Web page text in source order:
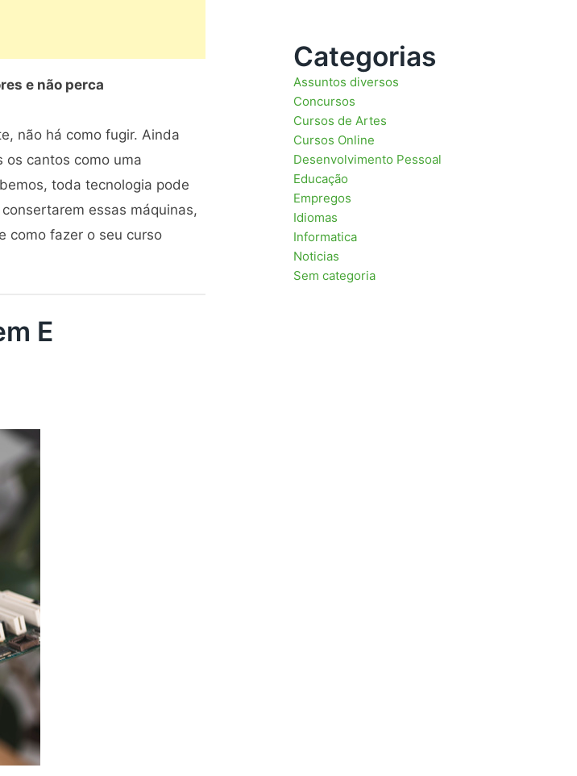
e não perca
não há como fugir. Ainda
os cantos como uma
toda tecnologia pode
essas máquinas,
como fazer o seu curso
E
Categorias
Assuntos diversos
Concursos
Cursos de Artes
Cursos Online
Desenvolvimento Pessoal
Educação
Empregos
Idiomas
Informatica
Noticias
Sem categoria